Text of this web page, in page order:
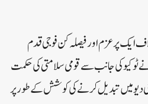
ایک پرعزم اور فیصلہ کن فوجی قدم
ٹوکیو کی جانب سے قومی سلامتی کی حکمت
دیو میں تبدیل کرنے کی کوشش کے طور پر